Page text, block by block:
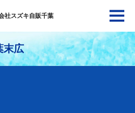
社スズキ自販千葉
末広